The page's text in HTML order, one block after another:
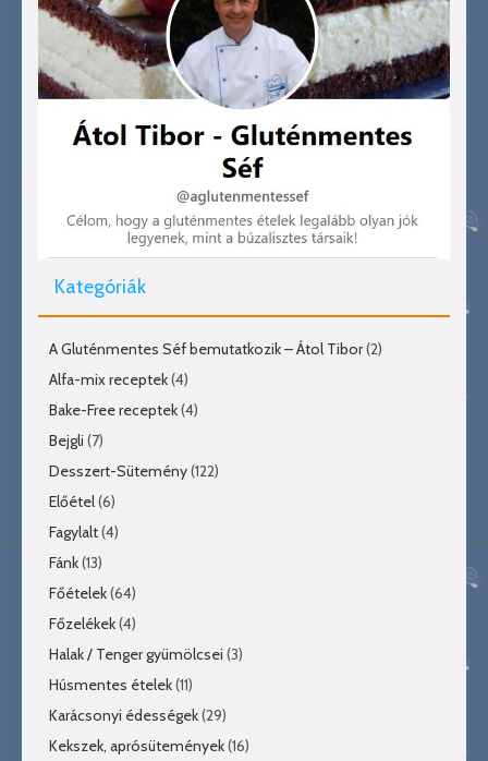
Kategóriák
A Gluténmentes Séf bemutatkozik – Átol Tibor(2)
Alfa-mix receptek(4)
Bake-Free receptek(4)
Bejgli (7)
Desszert-Sütemény(122)
Előétel(6)
Fagylalt(4)
Fánk(13)
Főételek(64)
Főzelékek(4)
Halak / Tenger gyümölcsei (3)
Húsmentes ételek(11)
Karácsonyi édességek(29)
Kekszek, aprósütemények(16)